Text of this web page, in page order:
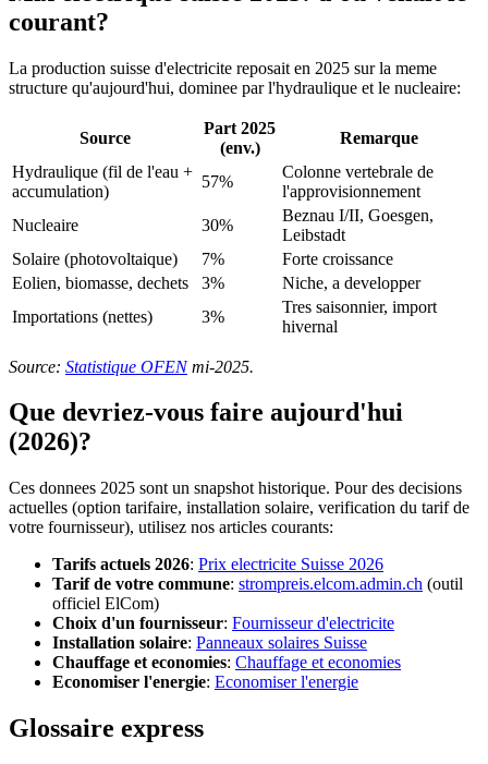
courant?
La production suisse d'electricite reposait en 2025 sur la meme
structure qu'aujourd'hui, dominee par l'hydraulique et le nucleaire:
Source
Part 2025
(env.)
Remarque
Hydraulique (fil de l'eau +
accumulation)
57%
Colonne vertebrale de
l'approvisionnement
Nucleaire
30%
Beznau I/II, Goesgen,
Leibstadt
Solaire (photovoltaique)
7%
Forte croissance
Eolien, biomasse, dechets
3%
Niche, a developper
Importations (nettes)
3%
Tres saisonnier, import
hivernal
Source: Statistique OFENmi-2025.
Que devriez-vous faire aujourd'hui
(2026)?
Ces donnees 2025 sont un snapshot historique. Pour des decisions
actuelles (option tarifaire, installation solaire, verification du tarif de
votre fournisseur), utilisez nos articles courants:
Tarifs actuels 2026: Prix electricite Suisse 2026
Tarif de votre commune: strompreis.elcom.admin.ch (outil
officiel ElCom)
Choix d'un fournisseur: Fournisseur d'electricite
Installation solaire: Panneaux solaires Suisse
Chauffage et economies: Chauffage et economies
Economiser l'energie: Economiser l'energie
Glossaire express